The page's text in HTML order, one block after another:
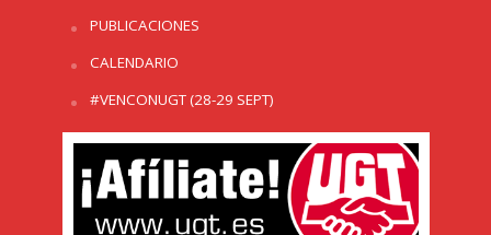
PUBLICACIONES
CALENDARIO
#VENCONUGT (28-29 SEPT)